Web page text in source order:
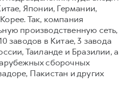
Японии, Германии,
Так, компания
производственную сеть,
заводов в Китае, 3 завода
Таиланде и Бразилии, а
сборочных
Пакистан и других